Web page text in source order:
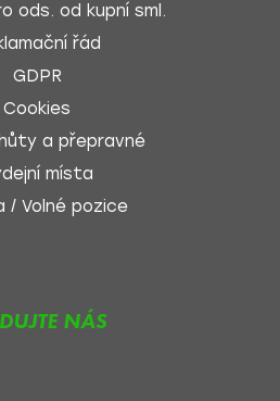
ods. od kupní sml.
řád
GDPR
Cookies
a přepravné
místa
/ Volné pozice
NÁS